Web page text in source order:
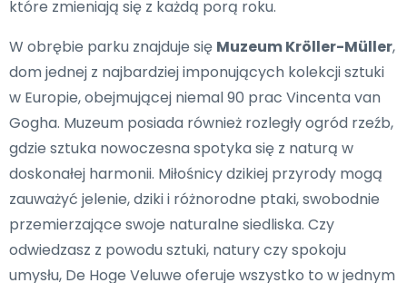
które zmieniają się z każdą porą roku.
W obrębie parku znajduje się Muzeum Kröller-Müller,
dom jednej z najbardziej imponujących kolekcji sztuki
w Europie, obejmującej niemal 90 prac Vincenta van
Gogha. Muzeum posiada również rozległy ogród rzeźb,
gdzie sztuka nowoczesna spotyka się z naturą w
doskonałej harmonii. Miłośnicy dzikiej przyrody mogą
zauważyć jelenie, dziki i różnorodne ptaki, swobodnie
przemierzające swoje naturalne siedliska. Czy
odwiedzasz z powodu sztuki, natury czy spokoju
umysłu, De Hoge Veluwe oferuje wszystko to w jednym